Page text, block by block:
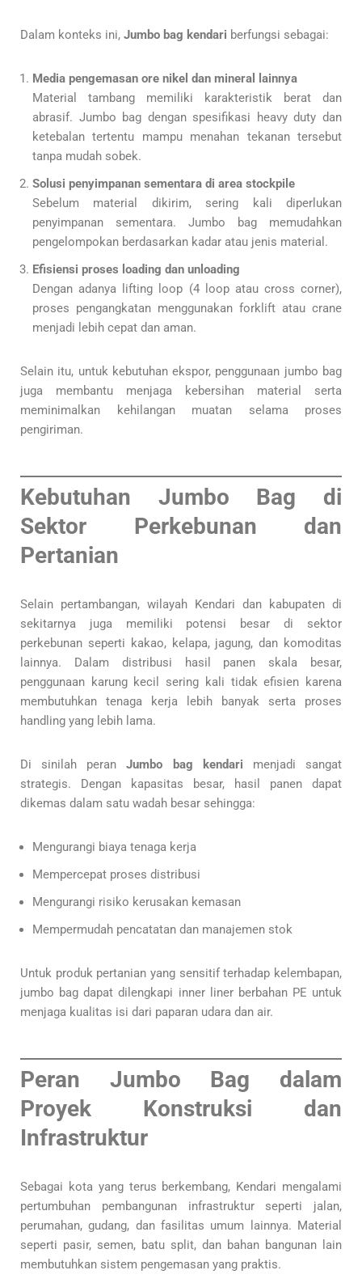
Dalam konteks ini, Jumbo bag kendari berfungsi sebagai:
Media pengemasan ore nikel dan mineral lainnya
Material tambang memiliki karakteristik berat dan
abrasif. Jumbo bag dengan spesifikasi heavy duty dan
ketebalan tertentu mampu menahan tekanan tersebut
tanpa mudah sobek.
Solusi penyimpanan sementara di area stockpile
Sebelum material dikirim, sering kali diperlukan
penyimpanan sementara. Jumbo bag memudahkan
pengelompokan berdasarkan kadar atau jenis material.
Efisiensi proses loading dan unloading
Dengan adanya lifting loop (4 loop atau cross corner),
proses pengangkatan menggunakan forklift atau crane
menjadi lebih cepat dan aman.
Selain itu, untuk kebutuhan ekspor, penggunaan jumbo bag
juga membantu menjaga kebersihan material serta
meminimalkan kehilangan muatan selama proses
pengiriman.
Kebutuhan Jumbo Bag di
Sektor Perkebunan dan
Pertanian
Selain pertambangan, wilayah Kendari dan kabupaten di
sekitarnya juga memiliki potensi besar di sektor
perkebunan seperti kakao, kelapa, jagung, dan komoditas
lainnya. Dalam distribusi hasil panen skala besar,
penggunaan karung kecil sering kali tidak efisien karena
membutuhkan tenaga kerja lebih banyak serta proses
handling yang lebih lama.
Di sinilah peranJumbo bag kendari menjadi sangat
strategis. Dengan kapasitas besar, hasil panen dapat
dikemas dalam satu wadah besar sehingga:
Mengurangi biaya tenaga kerja
Mempercepat proses distribusi
Mengurangi risiko kerusakan kemasan
Mempermudah pencatatan dan manajemen stok
Untuk produk pertanian yang sensitif terhadap kelembapan,
jumbo bag dapat dilengkapi inner liner berbahan PE untuk
menjaga kualitas isi dari paparan udara dan air.
Peran Jumbo Bag dalam
Proyek Konstruksi dan
Infrastruktur
Sebagai kota yang terus berkembang, Kendari mengalami
pertumbuhan pembangunan infrastruktur seperti jalan,
perumahan, gudang, dan fasilitas umum lainnya. Material
seperti pasir, semen, batu split, dan bahan bangunan lain
membutuhkan sistem pengemasan yang praktis.